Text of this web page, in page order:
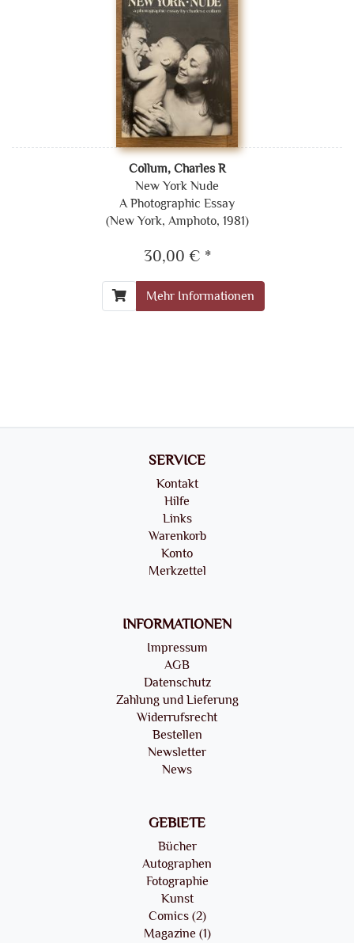
Collum, Charles R
New York Nude
A Photographic Essay
(New York, Amphoto, 1981)
30,00 € *
Mehr Informationen
SERVICE
Kontakt
Hilfe
Links
Warenkorb
Konto
Merkzettel
INFORMATIONEN
Impressum
AGB
Datenschutz
Zahlung und Lieferung
Widerrufsrecht
Bestellen
Newsletter
News
GEBIETE
Bücher
Autographen
Fotographie
Kunst
Comics (2)
Magazine (1)